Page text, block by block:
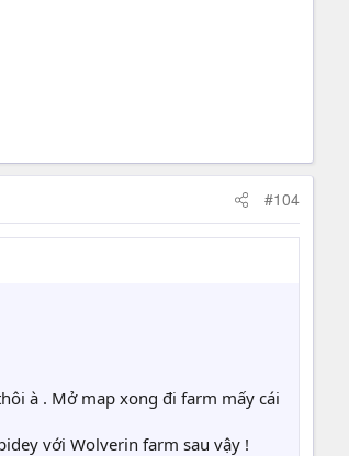
#104
à . Mở map xong đi farm mấy cái
với Wolverin farm sau vậy !